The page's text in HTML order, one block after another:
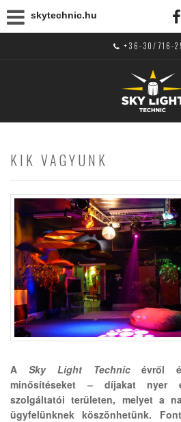
skytechnic.hu
+36-30/716-
KIK VAGYUNK
A Sky Light Technicévről
minősítéseket – díjakat nyer
szolgáltatói területen, melyet a
ügyfelünknek köszönhetünk.